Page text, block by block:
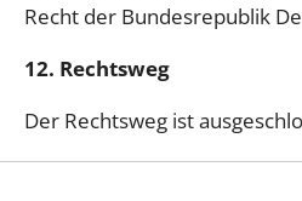
Recht der Bundesrepublik
12. Rechtsweg
Der Rechtsweg ist